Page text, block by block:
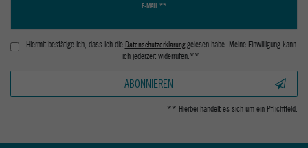
E-MAIL **
Hiermit bestätige ich, dass ich die Daten­schutz­erklärunggelesen habe. Meine Einwilligung kann
ich jederzeit widerrufen.**
ABONNIEREN
** Hierbei handelt es sich um ein Pflichtfeld.